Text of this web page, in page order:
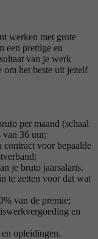
werken met grote
een prettige en
van je werk
het beste uit jezelf
per maand (schaal
van 36 uur;
contract voor bepaalde
je bruto jaarsalaris.
te zetten voor dat wat
van de premie;
en
opleidingen.